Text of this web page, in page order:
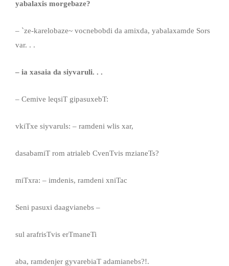
yabalaxis morgebaze?
– `ze-karelobaze~ vocnebobdi da amixda, yabalaxamde Sors
var. . .
– ia xasaia da siyvaruli. . .
– Cemive leqsiT gipasuxebT:
vkiTxe siyvaruls: – ramdeni wlis xar,
dasabamiT rom atrialeb CvenTvis mzianeTs?
miTxra: – imdenis, ramdeni xniTac
Seni pasuxi daagvianebs –
sul arafrisTvis erTmaneTi
aba, ramdenjer gyvarebiaT adamianebs?!.